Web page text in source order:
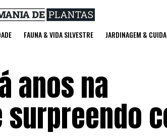
FAUNA & VIDA SILVESTRE JARDINAGEM &
anos na